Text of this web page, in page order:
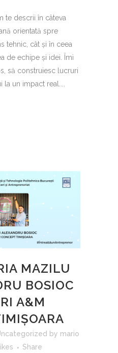
te descrii în câteva
orientată spre
tehnic, cât și în ceea
de echipe și idei. Îmi
să construiesc lucruri
un impact real....
MAZILU
BOSIOC
A&M
by mario
Likes Share